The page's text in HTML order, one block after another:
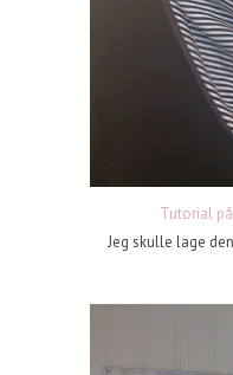
Tutorial
Jeg skulle lage